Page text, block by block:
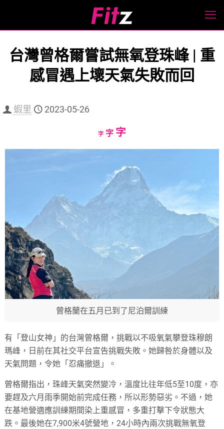
台灣曾格爾嘗試無氧登珠峰 | 重
感冒遇上壞天氣失敗而回
蝦里 2023-05-26
字Decrease
字Reset
字Increase
曾格蘭在五月已到了尼泊爾訓練
有「登山女神」的台灣曾格爾，挑戰以不吸氧氣攀登珠穆朗
瑪峰，日前在其社交平台宣告挑戰失敗。她歸咎於身體以及
天氣問題，令她「忍痛撤退」。
曾格爾指出，珠峰天氣突然變冷，溫度比往年低5至10度，亦
要趕及六月雨季開始前完成任務，所以形勢惡劣。不過，她
在基地營適應訓練期間染上重感冒，多重打擊下令狀態大
跌。最後她在7,900米4號營地，24小時內兩次挑戰無氧登